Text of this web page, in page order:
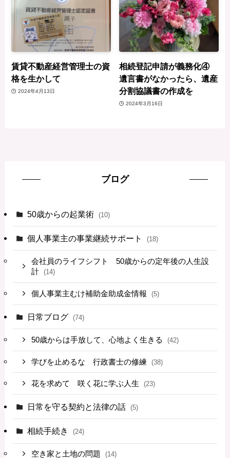
賃貸不動産経営管理士の資
格を生かして
2024年4月13日
相続登記申請が義務化④
遺言書がなかったら、遺産
分割協議書の作成を
2024年3月16日
ブログ
50歳からの起業術 (10)
個人事業主の事業継続サポート (18)
会社員のライフシフト 50歳からの定年後の人生設
計
(14)
個人事業主むけ補助金助成金情報 (5)
日常ブログ (74)
50歳からは手放して、心地よく生きる (42)
学びを止めるな 行政書士の修練 (38)
花を求めて 咲く花に学ぶ人生 (23)
日常を守る契約と法律の話 (5)
相続手続き (24)
空き家と土地の問題 (14)